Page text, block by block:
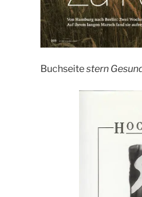
Buchseitestern